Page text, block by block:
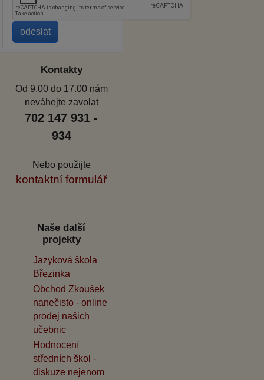
Kontakty
Od 9.00 do 17.00 nám
neváhejte zavolat
702 147 931 -
934
Nebo použijte
kontaktní formulář
Naše další
projekty
Jazyková škola
Březinka
Obchod Zkoušek
nanečisto - online
prodej našich
učebnic
Hodnocení
středních škol -
diskuze nejenom